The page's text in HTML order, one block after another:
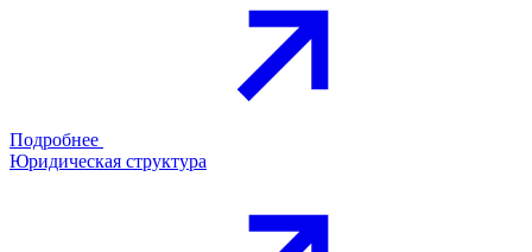
Подробнее
Юридическая структура